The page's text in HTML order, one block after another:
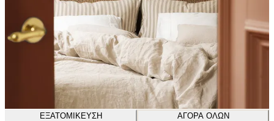
ΕΞΑΤΟΜΊΚΕΥΣΗ ΑΓΟΡΆ ΌΛΩΝ